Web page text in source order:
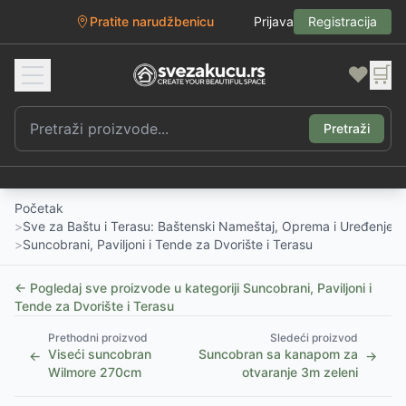
Pratite narudžbenicu Prijava Registracija
❤️ 🛒
Pretraži
Početak
>Sve za Baštu i Terasu: Baštenski Nameštaj, Oprema i Uređenje
>Suncobrani, Paviljoni i Tende za Dvorište i Terasu
← Pogledaj sve proizvode u kategoriji Suncobrani, Paviljoni i
Tende za Dvorište i Terasu
←
Prethodni proizvod
Viseći suncobran
Wilmore 270cm
Sledeći proizvod
Suncobran sa kanapom za
otvaranje 3m zeleni
→